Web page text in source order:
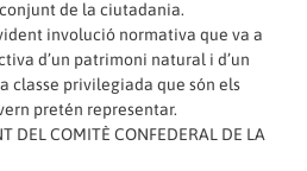
de la ciutadania.
involució normativa que va a
d’un patrimoni natural i d’un
classe privilegiada que són els
pretén representar.
DEL COMITÈ CONFEDERAL DE LA